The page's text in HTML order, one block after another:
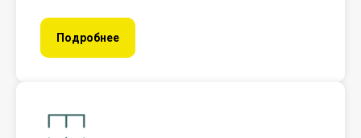
Подробнее